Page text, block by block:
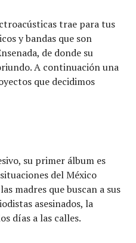
trae para tus
y bandas que son
de donde su
A continuación una
que decidimos
su primer álbum es
del México
madres que buscan a sus
asesinados, la
días a las calles.